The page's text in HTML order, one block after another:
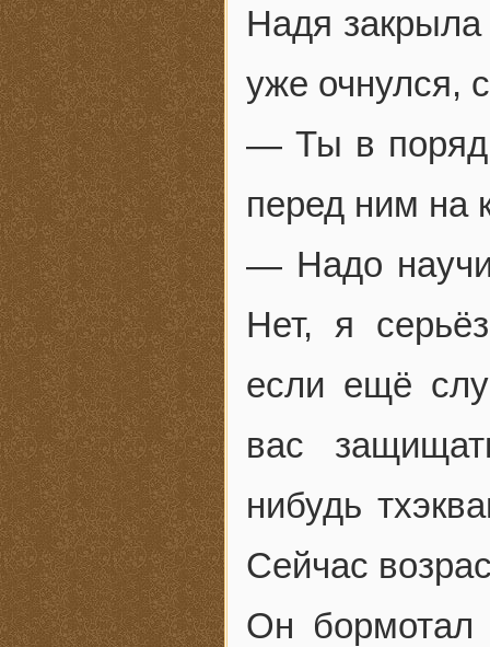
Надя закрыла
уже очнулся,
— Ты в
перед ним на
— Надо
Нет, я
если ещё
вас
нибудь
Сейчас
Он бормотал